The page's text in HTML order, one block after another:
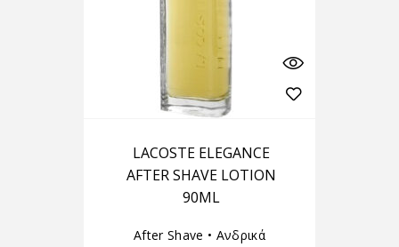
LACOSTE ELEGANCE
AFTER SHAVE LOTION
90ML
After Shave • Ανδρικά